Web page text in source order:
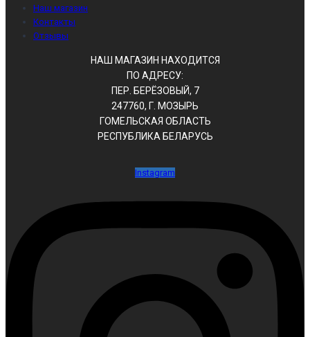
Наш магазин
Контакты
Отзывы
НАШ МАГАЗИН НАХОДИТСЯ
ПО АДРЕСУ:
ПЕР. БЕРЁЗОВЫЙ, 7
247760, Г. МОЗЫРЬ
ГОМЕЛЬСКАЯ ОБЛАСТЬ
РЕСПУБЛИКА БЕЛАРУСЬ
Instagram